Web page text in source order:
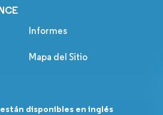
Informes
Mapa del Sitio
disponibles en inglés